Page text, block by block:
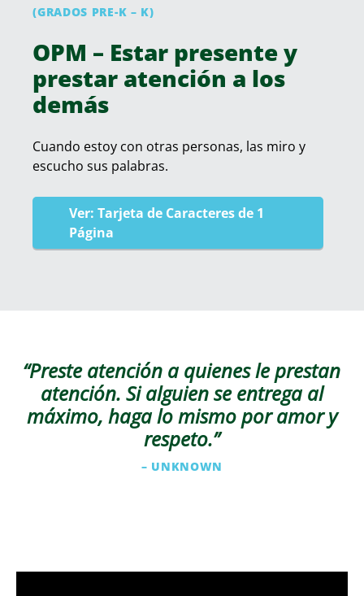
(GRADOS PRE-K – K)
OPM – Estar presente y
prestar atención a los
demás
Cuando estoy con otras personas, las miro y
escucho sus palabras.
Ver: Tarjeta de Caracteres de 1
Página
“Preste atención a quienes le prestan
atención. Si alguien se entrega al
máximo, haga lo mismo por amor y
respeto.”
– UNKNOWN